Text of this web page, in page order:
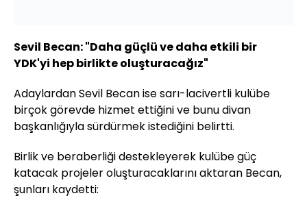
Sevil Becan: "Daha güçlü ve daha etkili bir
YDK'yi hep birlikte oluşturacağız"
Adaylardan Sevil Becan ise sarı-lacivertli kulübe
birçok görevde hizmet ettiğini ve bunu divan
başkanlığıyla sürdürmek istediğini belirtti.
Birlik ve beraberliği destekleyerek kulübe güç
katacak projeler oluşturacaklarını aktaran Becan,
şunları kaydetti: